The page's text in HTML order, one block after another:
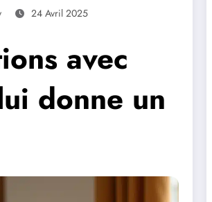
24 Avril 2025
avec
donne un